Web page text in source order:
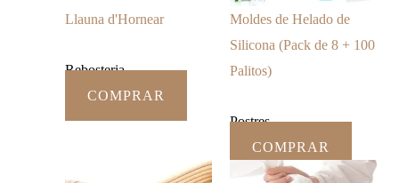
Llauna d'Hornear
Rebosteria
COMPRAR
Moldes de Helado de
Silicona (Pack de 8 + 100
Palitos)
Postres
COMPRAR